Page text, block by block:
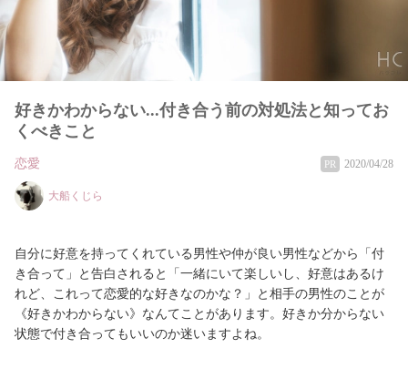
好きかわからない...付き合う前の対処法と知ってお
くべきこと
恋愛 PR 2020/04/28
大船くじら
自分に好意を持ってくれている男性や仲が良い男性などから「付
き合って」と告白されると「一緒にいて楽しいし、好意はあるけ
れど、これって恋愛的な好きなのかな？」と相手の男性のことが
《好きかわからない》なんてことがあります。好きか分からない
状態で付き合ってもいいのか迷いますよね。